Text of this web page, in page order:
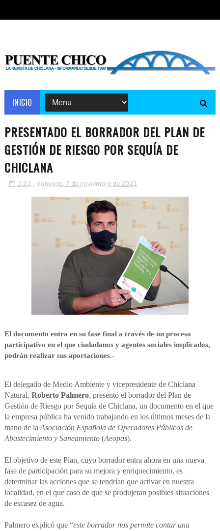
INICIO
PRESENTADO EL BORRADOR DEL PLAN DE
GESTIÓN DE RIESGO POR SEQUÍA DE
CHICLANA
3:12 - domingo, 7 de noviembre de 2021
El documento entra en su fase final a través de un proceso
participativo en el que ciudadanos y agentes sociales implicados,
podrán realizar sus aportaciones.-
El delegado de Medio Ambiente y vicepresidente de Chiclana
Natural, Roberto Palmero, presentó el borrador del Plan de
Gestión de Riesgo por Sequía de Chiclana, un documento en el que
la empresa pública ha venido trabajando en los últimos meses de la
mano de la Asociación Española de Operadores Públicos de
Abastecimiento y Saneamiento(Aeopas).
El objetivo de este Plan, cuyo borrador entra ahora en una nueva
fase de participación para su mejora y enriquecimiento, es
determinar las acciones que se tendrían que activar en nuestra
localidad, en el que caso de que se produjeran posibles situaciones
de escasez de agua.
Palmero explicó que “este borrador nos permite contar una